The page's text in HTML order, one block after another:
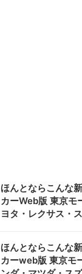
ほんとならこんな
カーWeb版 東京モ
ヨタ・レクサス・ス
ほんとならこんな
カーweb版 東京モ